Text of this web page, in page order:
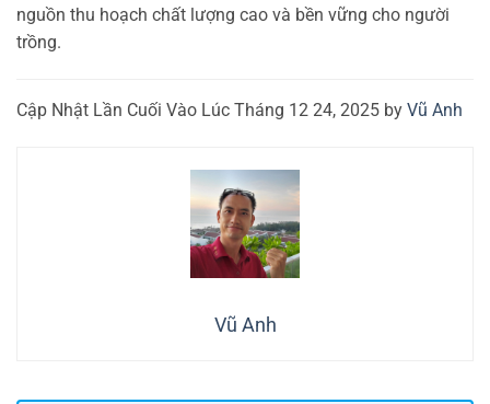
nguồn thu hoạch chất lượng cao và bền vững cho người
trồng.
Cập Nhật Lần Cuối Vào Lúc Tháng 12 24, 2025 by Vũ Anh
Vũ Anh